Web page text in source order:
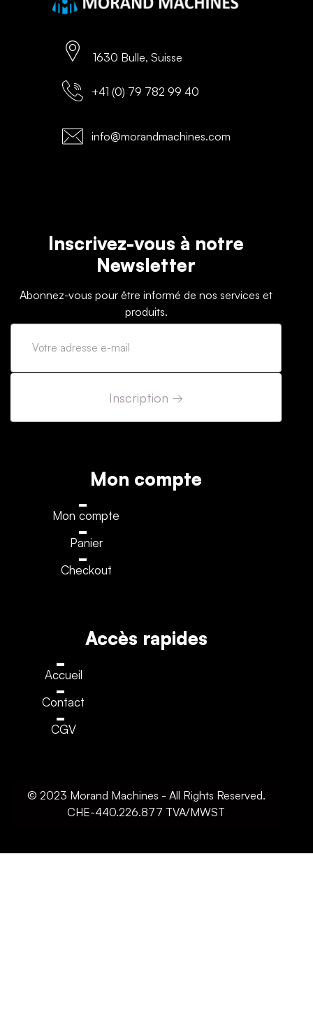
1630 Bulle, Suisse
+41 (0) 79 782 99 40
info@morandmachines.com
Inscrivez-vous à notre
Newsletter
Abonnez-vous pour être informé de nos services et
produits.
Mon compte
Mon compte
Panier
Checkout
Accès rapides
Accueil
Contact
CGV
© 2023 Morand Machines - All Rights Reserved.
CHE-440.226.877 TVA/MWST